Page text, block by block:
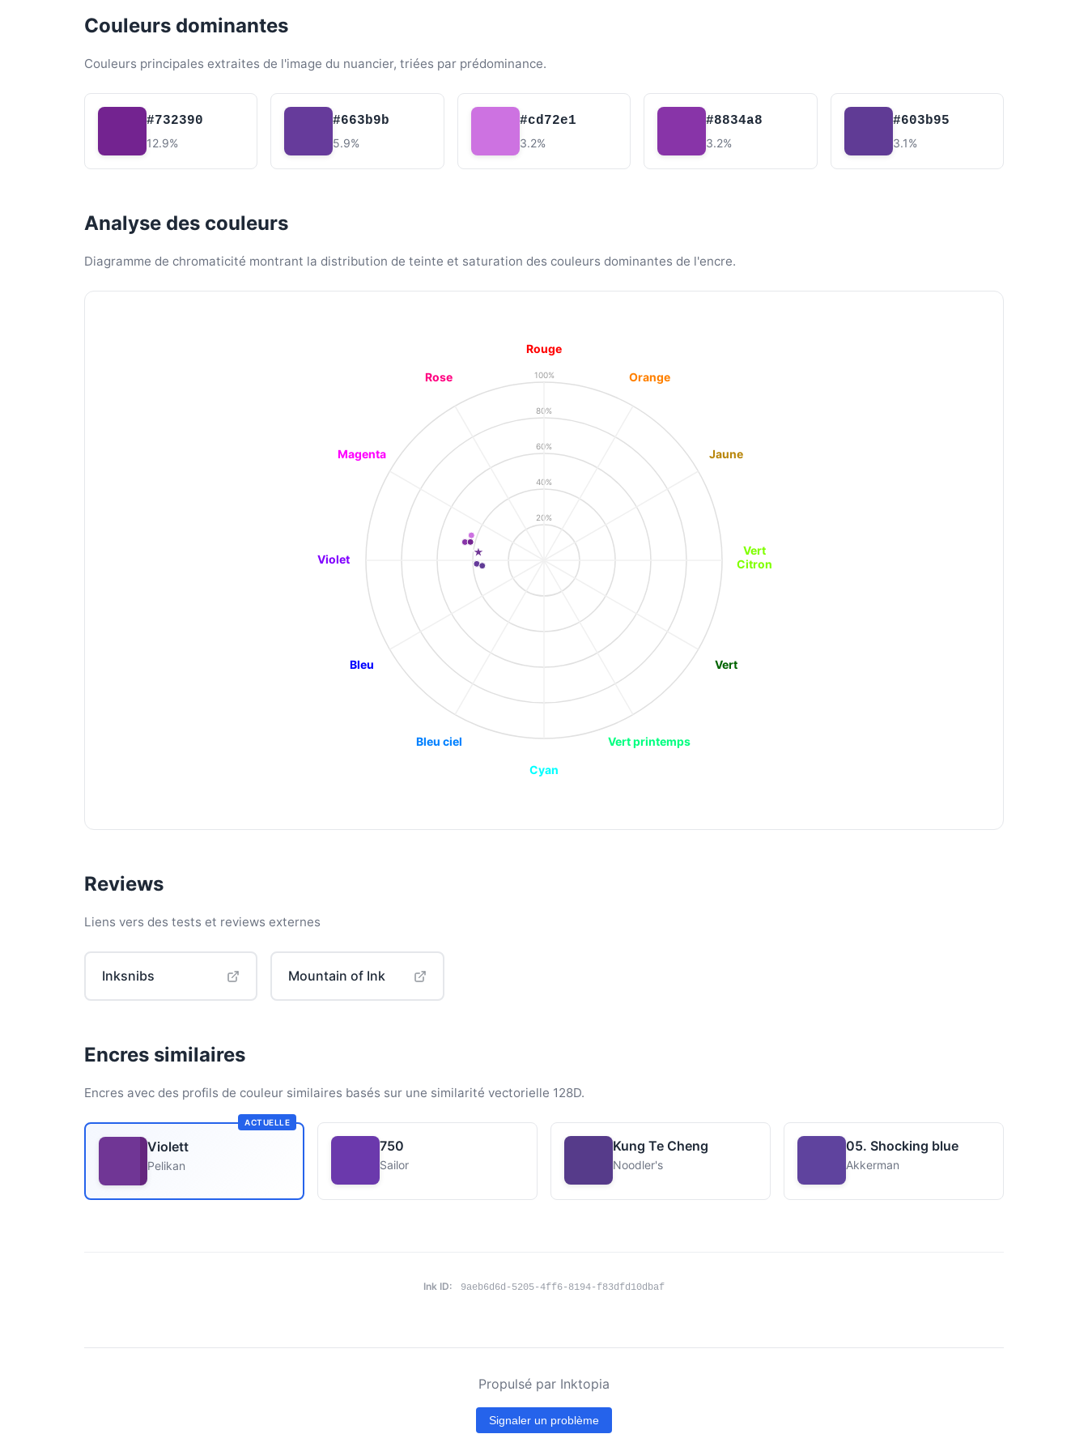
Couleurs dominantes
Couleurs principales extraites de l'image du nuancier, triées par prédominance.
#732390
12.9%
#663b9b
5.9%
#cd72e1
3.2%
#8834a8
3.2%
#603b95
3.1%
Analyse des couleurs
Diagramme de chromaticité montrant la distribution de teinte et saturation des couleurs dominantes de l'encre.
20%
40%
60%
80%
100%
Rouge
Orange
Jaune
Vert
Citron
Vert
Vert printemps
Cyan
Bleu ciel
Bleu
Violet
Magenta
Rose
Reviews
Liens vers des tests et reviews externes
Inksnibs Mountain of Ink
Encres similaires
Encres avec des profils de couleur similaires basés sur une similarité vectorielle 128D.
ACTUELLE
Violett
Pelikan
750
Sailor
Kung Te Cheng
Noodler's
05. Shocking blue
Akkerman
Ink ID: 9aeb6d6d-5205-4ff6-8194-f83dfd10dbaf
Propulsé par Inktopia
Signaler un problème